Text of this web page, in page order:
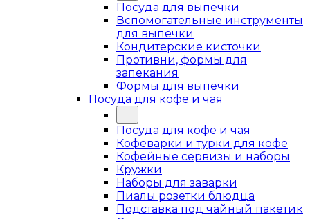
Посуда для выпечки
Вспомогательные инструменты
для выпечки
Кондитерские кисточки
Противни, формы для
запекания
Формы для выпечки
Посуда для кофе и чая
Посуда для кофе и чая
Кофеварки и турки для кофе
Кофейные сервизы и наборы
Кружки
Наборы для заварки
Пиалы розетки блюдца
Подставка под чайный пакетик